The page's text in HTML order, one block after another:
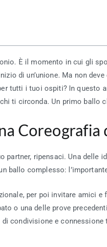
È il momento in cui gli
di un’unione. Ma non
tutti i tuoi ospiti? In questo
ti circonda. Un primo ballo
Coreografia
partner, ripensaci. Una delle
ballo complesso:
per poi invitare amici
o una delle prove
di condivisione e